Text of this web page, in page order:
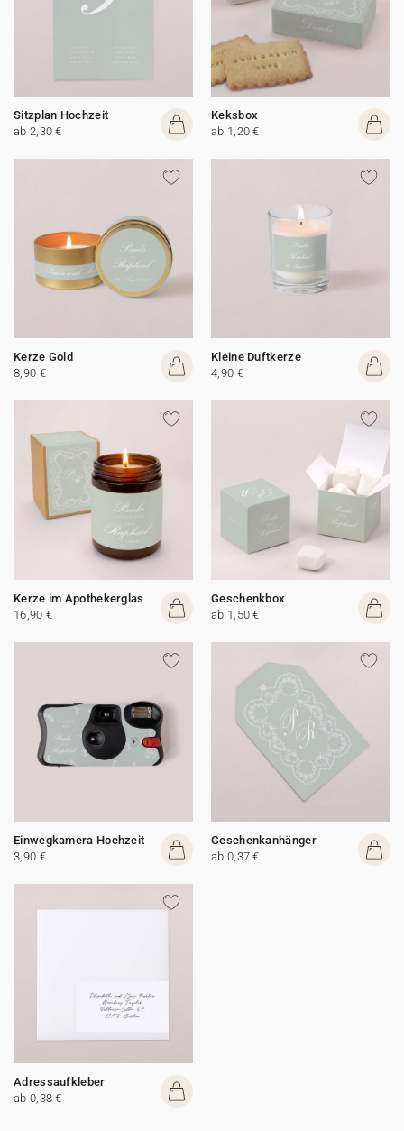
Sitzplan Hochzeit
ab 2,30 €
Keksbox
ab 1,20 €
Kerze Gold
8,90 €
Kleine Duftkerze
4,90 €
Kerze im Apothekerglas
16,90 €
Geschenkbox
ab 1,50 €
Einwegkamera Hochzeit
3,90 €
Geschenkanhänger
ab 0,37 €
Adressaufkleber
ab 0,38 €